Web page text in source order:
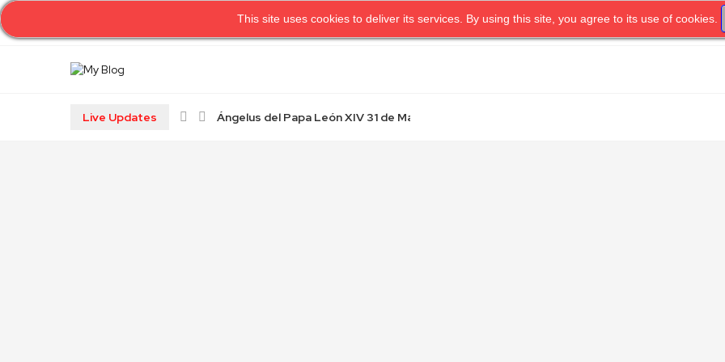
HOME UNIDAD.TV PRIVACY POLICY TERMS OF SERVICE
Live Updates Ángelus del Papa León XIV 31 de Mayo...
This site uses cookies to deliver its services. By using this site, you agree to its use of cookies.